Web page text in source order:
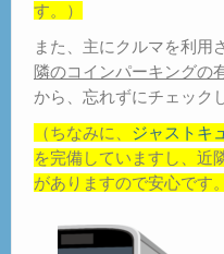
す。）
また、主にクルマを利用
隣のコインパーキングの
から、忘れずにチェック
（ちなみに、 ジャストキ
を完備していますし、近
がありますので安心です。